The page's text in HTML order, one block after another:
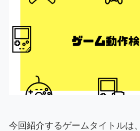
今回紹介するゲームタイトルは